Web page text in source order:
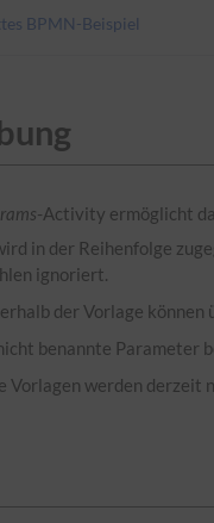
BPMN-Beispiel
-Activity ermöglicht
in der Reihenfolge
ignoriert.
der Vorlage können
benannte Parameter
Vorlagen werden derzeit